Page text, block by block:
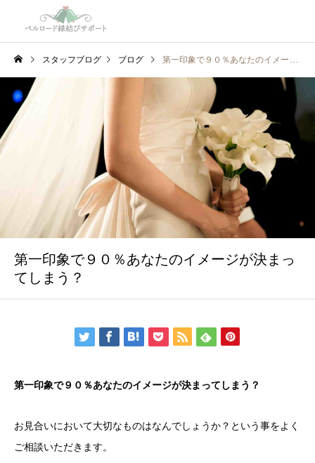
スタッフブログ ブログ 第一印象で９０％あなたのイメージが決まってしまう？
第一印象で９０％あなたのイメージが決まっ
てしまう？
第一印象で９０％あなたのイメージが決まってしまう？
お見合いにおいて大切なものはなんでしょうか？という事をよく
ご相談いただきます。